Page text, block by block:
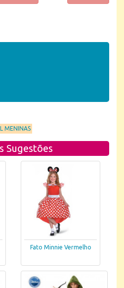
MENINAS
Sugestões
Fato Minnie Vermelho